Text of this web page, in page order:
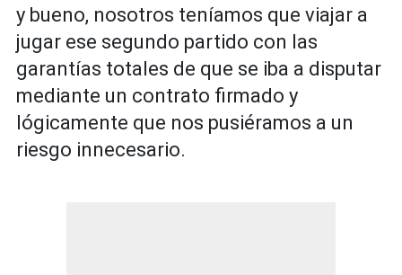
y bueno, nosotros teníamos que viajar a
jugar ese segundo partido con las
garantías totales de que se iba a disputar
mediante un contrato firmado y
lógicamente que nos pusiéramos a un
riesgo innecesario.